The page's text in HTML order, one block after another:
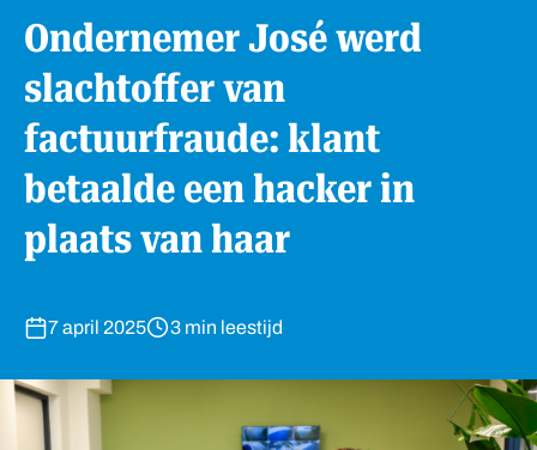
Ondernemer José werd
slachtoffer van
factuurfraude: klant
betaalde een hacker in
plaats van haar
7 april 2025 3 min leestijd